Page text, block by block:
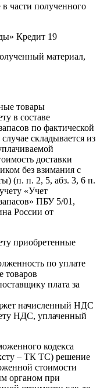
части полученного
Кредит 19
материал,
товары
в составе
по фактической
складывается из
доставки
без взимания с
(п. п. 2, 5, абз. 3, 6 п.
«Учет
ПБУ 5/01,
России от
приобретенные
по уплате
плата за
начисленный НДС
НДС, уплаченный
кодекса
– ТК ТС) решение
стоимости
органом при